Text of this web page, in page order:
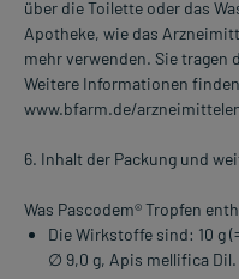
über die Toilette oder das
Apotheke, wie das
mehr verwenden. Sie tragen
Weitere Informationen
www.bfarm.de/
6. Inhalt der Packung und
Was Pascodem® Tropfen
Die Wirkstoffe sind: 10 g
∅ 9,0 g, Apis mellifica